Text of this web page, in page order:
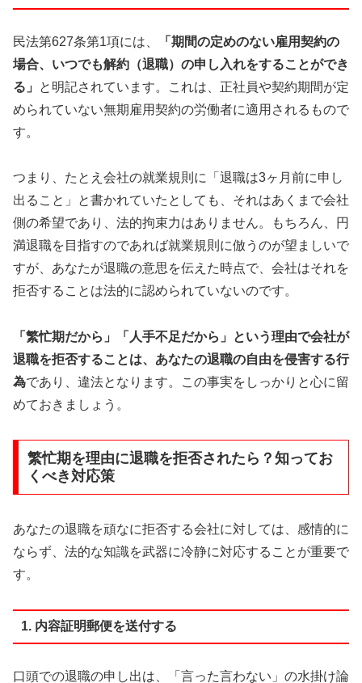
民法第627条第1項には、
「期間の定めのない雇用契約の
場合、いつでも解約（退職）の申し入れをすることができ
る」
と明記されています。これは、正社員や契約期間が定
められていない無期雇用契約の労働者に適用されるもので
す。
つまり、たとえ会社の就業規則に「退職は3ヶ月前に申し
出ること」と書かれていたとしても、それはあくまで会社
側の希望であり、法的拘束力はありません。もちろん、円
満退職を目指すのであれば就業規則に倣うのが望ましいで
すが、あなたが退職の意思を伝えた時点で、会社はそれを
拒否することは法的に認められていないのです。
「繁忙期だから」「人手不足だから」という理由で会社が
退職を拒否することは、あなたの退職の自由を侵害する行
為であり、違法となります。この事実をしっかりと心に留
めておきましょう。
繁忙期を理由に退職を拒否されたら？知ってお
くべき対応策
あなたの退職を頑なに拒否する会社に対しては、感情的に
ならず、法的な知識を武器に冷静に対応することが重要で
す。
1. 内容証明郵便を送付する
口頭での退職の申し出は、「言った言わない」の水掛け論